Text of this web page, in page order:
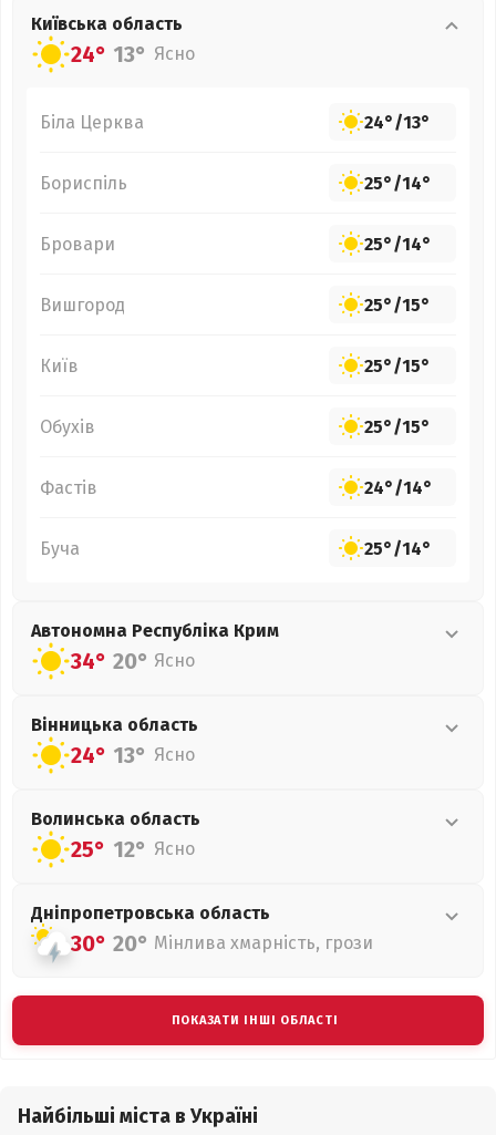
Київська область
24° 13° Ясно
Біла Церква 24°/13°
Бориспіль 25°/14°
Бровари 25°/14°
Вишгород 25°/15°
Київ 25°/15°
Обухів 25°/15°
Фастів 24°/14°
Буча 25°/14°
Автономна Республіка Крим
34° 20° Ясно
Вінницька область
24° 13° Ясно
Волинська область
25° 12° Ясно
Дніпропетровська область
30° 20° Мінлива хмарність, грози
ПОКАЗАТИ ІНШІ ОБЛАСТІ
Найбільші міста в Україні